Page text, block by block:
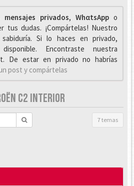
mensajes privados, WhαtsAppo
tus dudas. ¡Compártelas! Nuestro
Si lo haces en privado,
Encontraste nuestra
De estar en privado no habrías
post y compártelas
C2 INTERIOR
7 temas